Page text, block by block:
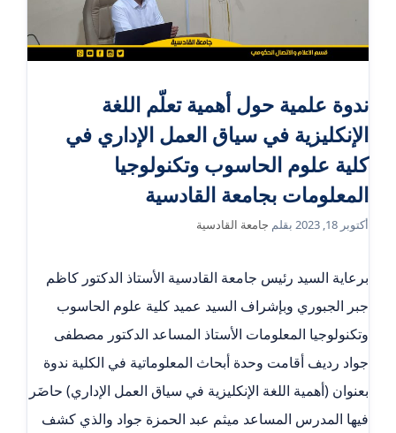
ندوة علمية حول أهمية تعلّم اللغة
الإنكليزية في سياق العمل الإداري في
كلية علوم الحاسوب وتكنولوجيا
المعلومات بجامعة القادسية
أكتوبر 18, 2023 بقلم جامعة القادسية
برعاية السيد رئيس جامعة القادسية الأستاذ الدكتور كاظم
جبر الجبوري وبإشراف السيد عميد كلية علوم الحاسوب
وتكنولوجيا المعلومات الأستاذ المساعد الدكتور مصطفى
جواد رديف أقامت وحدة أبحاث المعلوماتية في الكلية ندوة
بعنوان (أهمية اللغة الإنكليزية في سياق العمل الإداري) حاضَر
فيها المدرس المساعد ميثم عبد الحمزة جواد والذي كشف